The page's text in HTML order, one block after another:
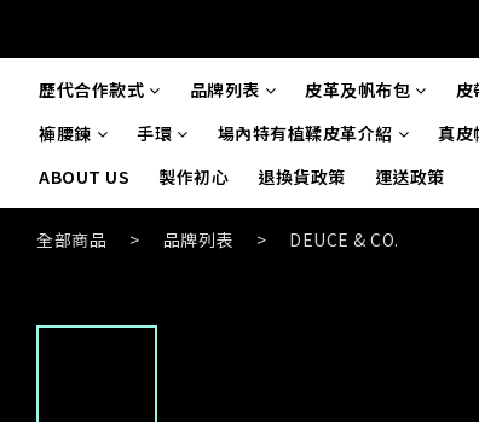
歷代合作款式 品牌列表 皮革及帆布包 皮
褲腰鍊
手環 場內特有植鞣皮革介紹 真皮
ABOUT US
製作初心 退換貨政策 運送政策
全部商品 > 品牌列表 > DEUCE & CO.